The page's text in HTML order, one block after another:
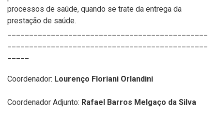
processos de saúde, quando se trate da entrega da
prestação de saúde.
Coordenador: Lourenço Floriani Orlandini
Coordenador Adjunto: Rafael Barros Melgaço da Silva